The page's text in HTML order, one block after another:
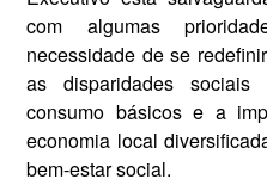
com algumas
necessidade de se
as disparidades
consumo bá­sicos e a
economia local
bem-estar social.